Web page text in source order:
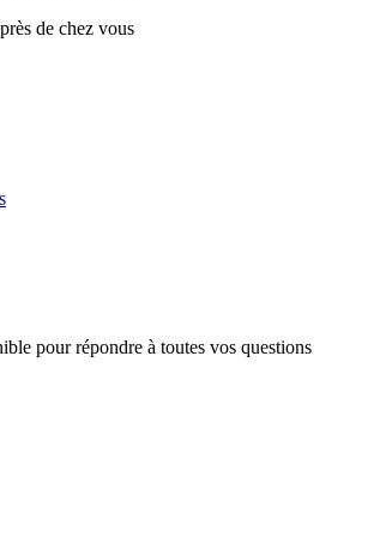
de chez vous
pour répondre à toutes vos questions